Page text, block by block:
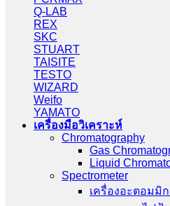
Q-LAB
REX
SKC
STUART
TAISITE
TESTO
WIZARD
Weifo
YAMATO
เครื่องมือวิเคราะห์
Chromatography
Gas
Liquid
Spectrometer
เครื่องอะตอมมิ